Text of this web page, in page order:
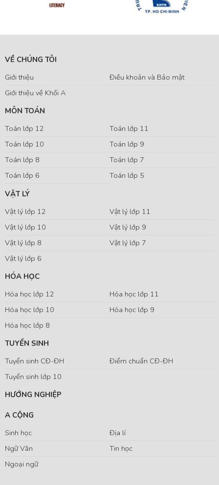
VỀ CHÚNG TÔI
Giới thiệu
Điều khoản và Bảo mật
Giới thiệu về Khối A
MÔN TOÁN
Toán lớp 12
Toán lớp 11
Toán lớp 10
Toán lớp 9
Toán lớp 8
Toán lớp 7
Toán lớp 6
Toán lớp 5
VẬT LÝ
Vật lý lớp 12
Vật lý lớp 11
Vật lý lớp 10
Vật lý lớp 9
Vật lý lớp 8
Vật lý lớp 7
Vật lý lớp 6
HÓA HỌC
Hóa học lớp 12
Hóa học lớp 11
Hóa học lớp 10
Hóa học lớp 9
Hóa học lớp 8
TUYỂN SINH
Tuyển sinh CĐ-ĐH
Điểm chuẩn CĐ-ĐH
Tuyển sinh lớp 10
HƯỚNG NGHIỆP
A CỘNG
Sinh học
Địa lí
Ngữ Văn
Tin học
Ngoại ngữ